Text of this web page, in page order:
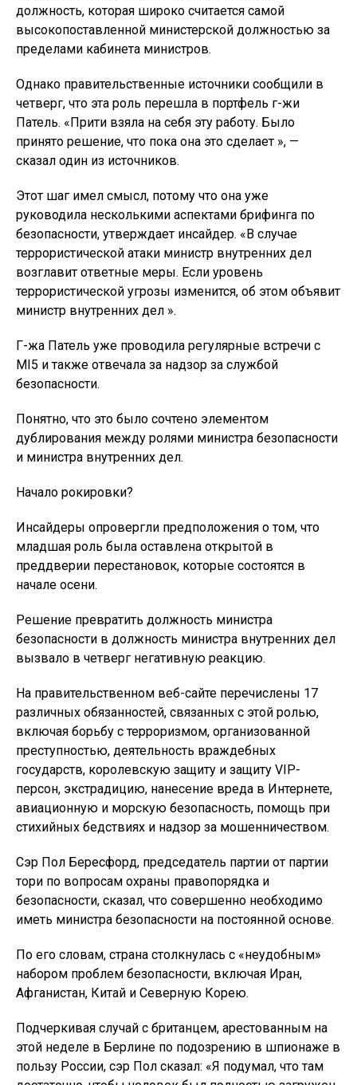
должность, которая широко считается самой
высокопоставленной министерской должностью за
пределами кабинета министров.
Однако правительственные источники сообщили в
четверг, что эта роль перешла в портфель г-жи
Патель. «Прити взяла на себя эту работу. Было
принято решение, что пока она это сделает », —
сказал один из источников.
Этот шаг имел смысл, потому что она уже
руководила несколькими аспектами брифинга по
безопасности, утверждает инсайдер. «В случае
террористической атаки министр внутренних дел
возглавит ответные меры. Если уровень
террористической угрозы изменится, об этом объявит
министр внутренних дел ».
Г-жа Патель уже проводила регулярные встречи с
MI5 и также отвечала за надзор за службой
безопасности.
Понятно, что это было сочтено элементом
дублирования между ролями министра безопасности
и министра внутренних дел.
Начало рокировки?
Инсайдеры опровергли предположения о том, что
младшая роль была оставлена открытой в
преддверии перестановок, которые состоятся в
начале осени.
Решение превратить должность министра
безопасности в должность министра внутренних дел
вызвало в четверг негативную реакцию.
На правительственном веб-сайте перечислены 17
различных обязанностей, связанных с этой ролью,
включая борьбу с терроризмом, организованной
преступностью, деятельность враждебных
государств, королевскую защиту и защиту VIP-
персон, экстрадицию, нанесение вреда в Интернете,
авиационную и морскую безопасность, помощь при
стихийных бедствиях и надзор за мошенничеством.
Сэр Пол Бересфорд, председатель партии от партии
тори по вопросам охраны правопорядка и
безопасности, сказал, что совершенно необходимо
иметь министра безопасности на постоянной основе.
По его словам, страна столкнулась с «неудобным»
набором проблем безопасности, включая Иран,
Афганистан, Китай и Северную Корею.
Подчеркивая случай с британцем, арестованным на
этой неделе в Берлине по подозрению в шпионаже в
пользу России, сэр Пол сказал: «Я подумал, что там